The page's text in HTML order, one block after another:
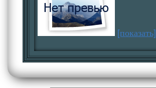
[показать]